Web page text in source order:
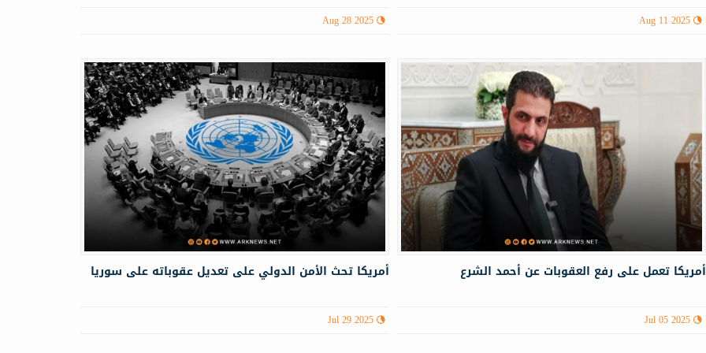
Aug 28 2025 Aug 11 2025
أمريكا تحث الأمن الدولي على تعديل عقوباته على سوريا
Jul 29 2025
أمريكا تعمل على رفع العقوبات عن أحمد الشرع
Jul 05 2025